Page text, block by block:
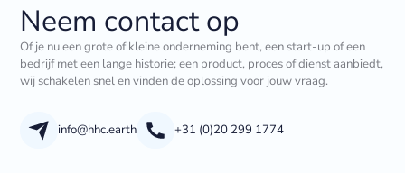
Neem contact op
Of je nu een grote of kleine onderneming bent, een start-up of een
bedrijf met een lange historie; een product, proces of dienst aanbiedt,
wij schakelen snel en vinden de oplossing voor jouw vraag.
info@hhc.earth +31 (0)20 299 1774